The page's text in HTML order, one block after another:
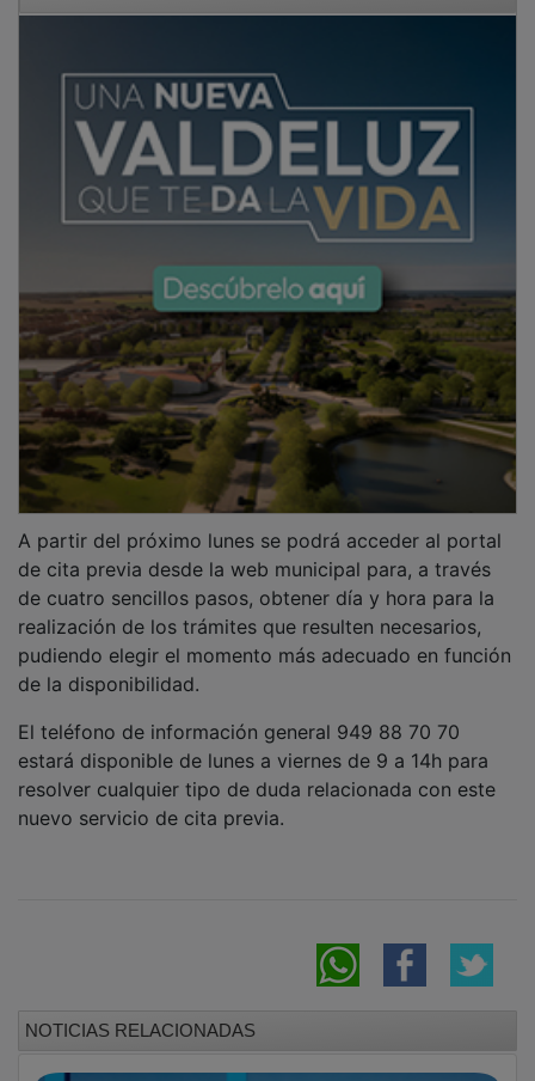
de cita previa desde la web municipal para, a través
de cuatro sencillos pasos, obtener día y hora para la
realización de los trámites que resulten necesarios,
pudiendo elegir el momento más adecuado en función
de la disponibilidad.
estará disponible de lunes a viernes de 9 a 14h para
resolver cualquier tipo de duda relacionada con este
nuevo servicio de cita previa.